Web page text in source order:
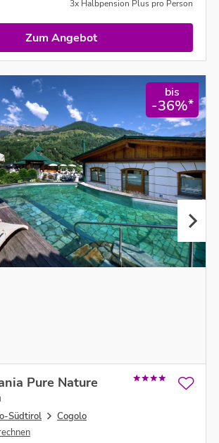
3x Halbpension Plus pro Person
Zum Angebot
bis
-36%*
Pure Nature
Südtirol
Cogolo